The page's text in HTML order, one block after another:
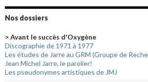
Nos dossiers
> Avant le succès d'Oxygène
Discographie de 1971 à 1977
Les études de Jarre au GRM (Groupe de
Jean Michel Jarre, le parolier!
Les pseudonymes artistiques de JMJ